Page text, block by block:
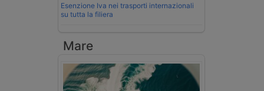
Esenzione Iva nei trasporti internazionali
su tutta la filiera
Mare